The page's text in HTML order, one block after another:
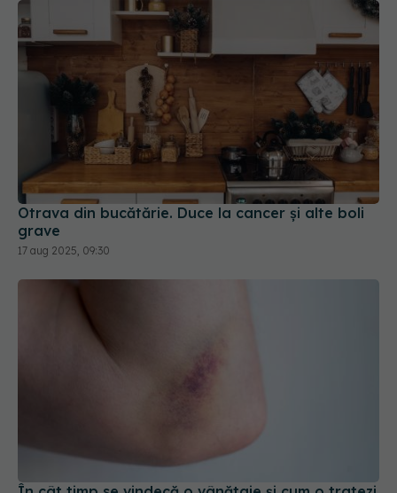
Otrava din bucătărie. Duce la cancer și alte boli
grave
17 aug 2025, 09:30